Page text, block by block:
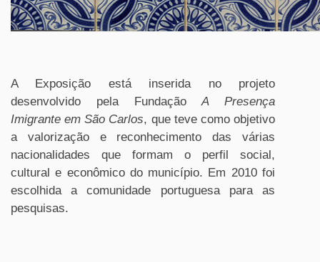
A Exposição está inserida no projeto
desenvolvido pela FundaçãoA Presença
Imigrante em São Carlos, que teve como objetivo
a valorização e reconhecimento das várias
nacionalidades que formam o perfil social,
cultural e econômico do município. Em 2010 foi
escolhida a comunidade portuguesa para as
pesquisas.